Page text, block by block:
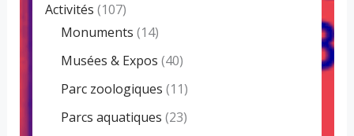
Activités (107)
Monuments (14)
Musées & Expos (40)
Parc zoologiques (11)
Parcs aquatiques (23)